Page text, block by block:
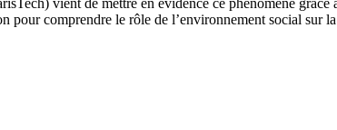
vient de mettre en évidence ce phénomène
comprendre le rôle de l’environnement social sur